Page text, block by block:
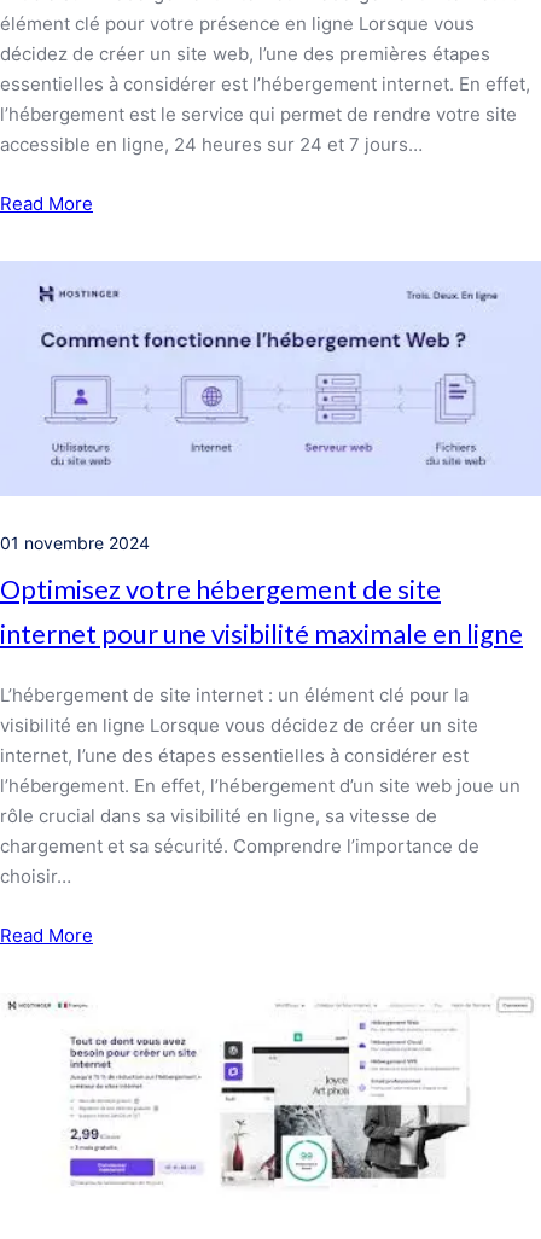
élément clé pour votre présence en ligne Lorsque vous
décidez de créer un site web, l’une des premières étapes
essentielles à considérer est l’hébergement internet. En effet,
l’hébergement est le service qui permet de rendre votre site
accessible en ligne, 24 heures sur 24 et 7 jours…
Read More
01 novembre 2024
Optimisez votre hébergement de site
internet pour une visibilité maximale en ligne
L’hébergement de site internet : un élément clé pour la
visibilité en ligne Lorsque vous décidez de créer un site
internet, l’une des étapes essentielles à considérer est
l’hébergement. En effet, l’hébergement d’un site web joue un
rôle crucial dans sa visibilité en ligne, sa vitesse de
chargement et sa sécurité. Comprendre l’importance de
choisir…
Read More